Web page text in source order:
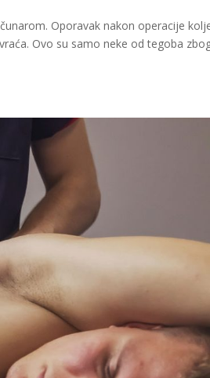
Oporavak nakon operacije
Ovo su samo neke od tegoba